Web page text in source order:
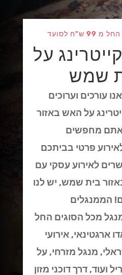
לסועד
על
שמש
עורכים וערוכים
על האש באזור
מחפשים
פרטי בביתכם
לאירוע עסקי עם
בית שמש, יש לנו
הממנגלים
מכל הסוגים החל
ארגטינאי, אירועי
מנגל מזרחי, על
ועוד, דרך דוכני מזון